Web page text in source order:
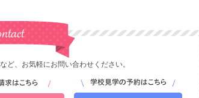
ど、お気軽にお問い合わせください。